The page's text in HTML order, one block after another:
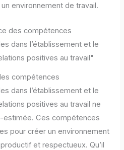
environnement de travail.
des compétences
dans l’établissement et le
positives au travail"
compétences
dans l’établissement et le
positives au travail ne
estimée. Ces compétences
pour créer un environnement
et respectueux. Qu’il